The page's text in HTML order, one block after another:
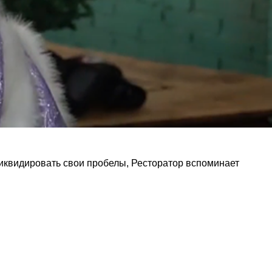
свои пробелы, Ресторатор вспоминает